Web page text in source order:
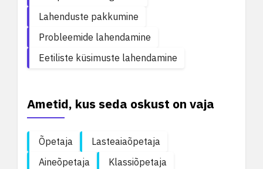
Lahenduste pakkumine
Probleemide lahendamine
Eetiliste küsimuste lahendamine
Ametid, kus seda oskust on vaja
Õpetaja
Lasteaiaõpetaja
Aineõpetaja
Klassiõpetaja